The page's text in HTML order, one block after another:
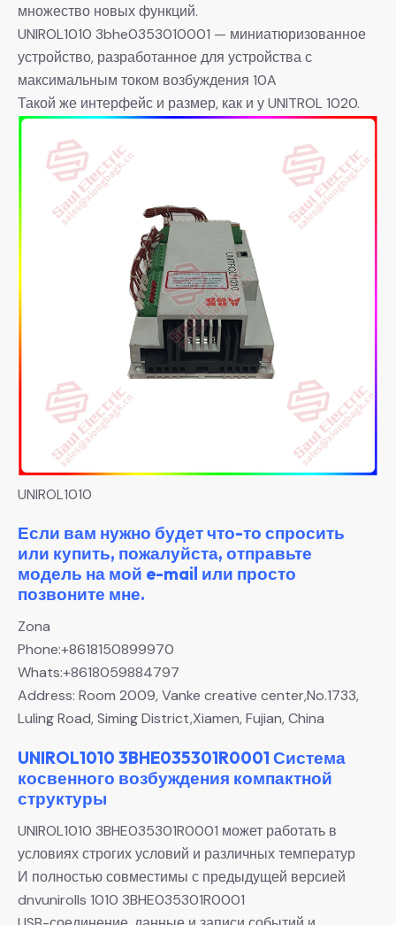
множество новых функций.
UNIROL1010 3bhe0353010001 — миниатюризованное
устройство, разработанное для устройства с
максимальным током возбуждения 10A
Такой же интерфейс и размер, как и у UNITROL 1020.
UNIROL1010
Если вам нужно будет что-то спросить
или купить, пожалуйста, отправьте
модель на мой e-mail или просто
позвоните мне.
Zona
Phone:+8618150899970
Whats:+8618059884797
Address: Room 2009, Vanke creative center,No.1733,
Luling Road, Siming District,Xiamen, Fujian, China
UNIROL1010 3BHE035301R0001 Система
косвенного возбуждения компактной
структуры
UNIROL1010 3BHE035301R0001 может работать в
условиях строгих условий и различных температур
И полностью совместимы с предыдущей версией
dnvunirolls 1010 3BHE035301R0001